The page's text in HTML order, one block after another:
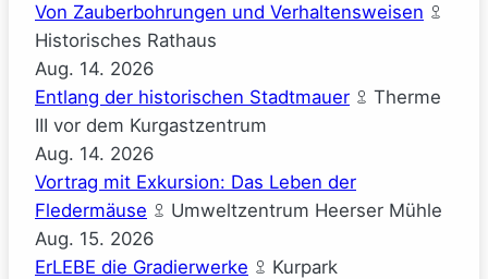
Von Zauberbohrungen und Verhaltensweisen
Historisches Rathaus
Aug. 14. 2026
Entlang der historischen Stadtmauer
Therme
III vor dem Kurgastzentrum
Aug. 14. 2026
Vortrag mit Exkursion: Das Leben der
Fledermäuse
Umweltzentrum Heerser Mühle
Aug. 15. 2026
ErLEBE die Gradierwerke
Kurpark